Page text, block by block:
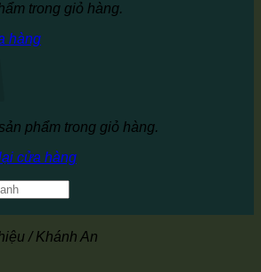
trong giỏ hàng.
hàng
phẩm trong giỏ hàng.
cửa hàng
/Khánh An